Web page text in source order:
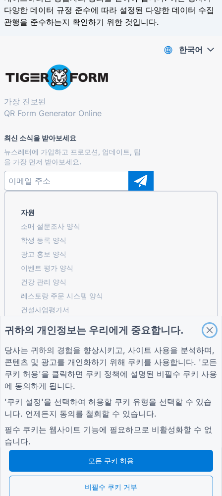
다양한 데이터 규정 준수에 따라 설정된 다양한 데이터 수집
관행을 준수하는지 확인하기 위한 것입니다.
가장 진보된
QR Form Generator Online
최신 소식을 받아보세요
뉴스레터에 가입하고 프로모션, 업데이트, 팁
을 가장 먼저 받아보세요.
자원
소매 설문조사 양식
학생 등록 ​​양식
광고 홍보 양식
이벤트 평가 양식
건강 관리 양식
레스토랑 주문 시스템 양식
건설사업평가서
유틸리티 서비스 요청 양식
고객 참여 양식
커뮤니티에 가입하세요
도움말 센터
블로그
회사 소개
문의하기
자귀
개인 정보 보호 정책
한국어
귀하의 개인정보는 우리에게 중요합니다.
당사는 귀하의 경험을 향상시키고, 사이트 사용을 분석하며,
콘텐츠 및 광고를 개인화하기 위해 쿠키를 사용합니다. '모든
쿠키 허용'을 클릭하면 쿠키 정책에 설명된 비필수 쿠키 사용
에 동의하게 됩니다.
'쿠키 설정'을 선택하여 허용할 쿠키 유형을 선택할 수 있습
니다. 언제든지 동의를 철회할 수 있습니다.
필수 쿠키는 웹사이트 기능에 필요하므로 비활성화할 수 없
습니다.
모든 쿠키 허용
비필수 쿠키 거부